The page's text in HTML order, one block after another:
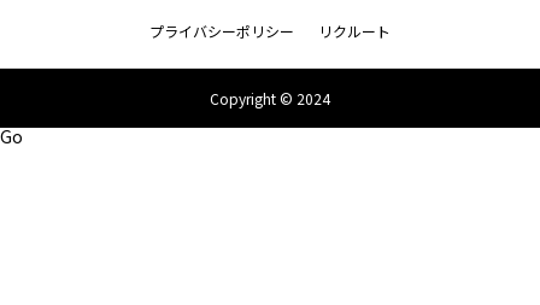
プライバシーポリシー リクルート
Copyright © 2024
Go